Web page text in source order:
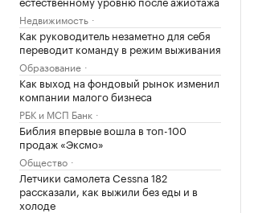
Недвижимость
Как руководитель незаметно для себя
переводит команду в режим выживания
Образование
Как выход на фондовый рынок изменил
компании малого бизнеса
РБК и МСП Банк
Библия впервые вошла в топ-100
продаж «Эксмо»
Общество
Летчики самолета Cessna 182
рассказали, как выжили без еды и в
холоде